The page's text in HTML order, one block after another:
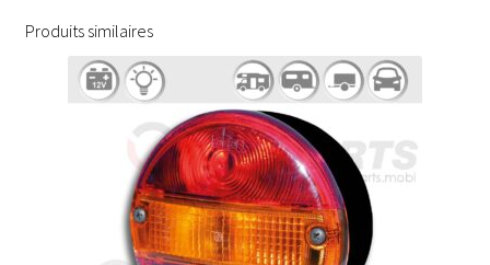
Produits similaires